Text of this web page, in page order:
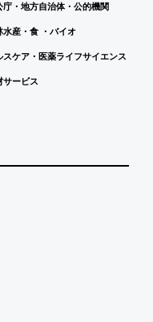
庁・地方自治体・公的機関
水産・食 ・バイオ
スケア・医薬ライフサイエンス
サービス